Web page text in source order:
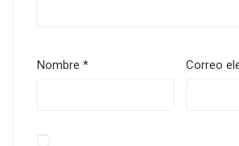
Nombre * Correo